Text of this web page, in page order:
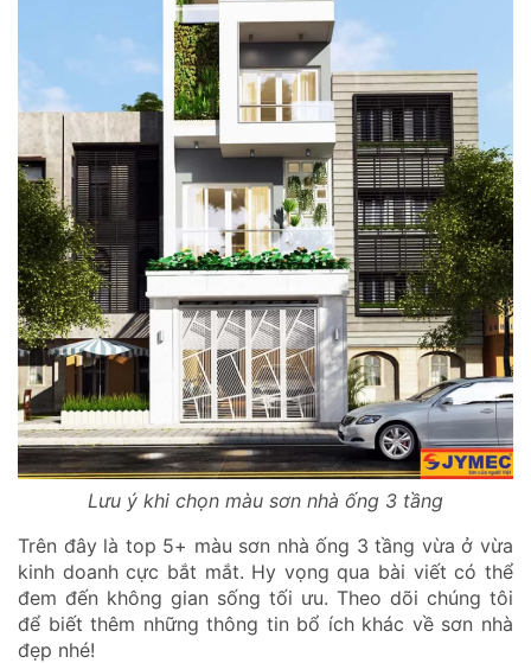
Lưu ý khi chọn màu sơn nhà ống 3 tầng
Trên đây là top 5+ màu sơn nhà ống 3 tầng vừa ở vừa
kinh doanh cực bắt mắt. Hy vọng qua bài viết có thể
đem đến không gian sống tối ưu. Theo dõi chúng tôi
để biết thêm những thông tin bổ ích khác về sơn nhà
đẹp nhé!